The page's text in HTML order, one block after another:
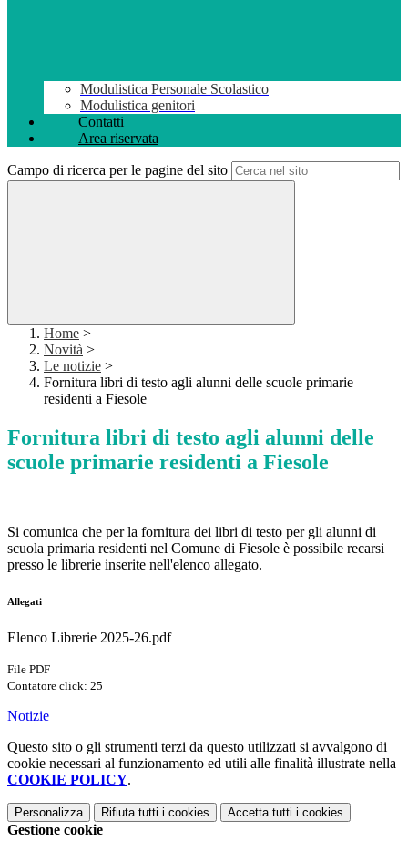
Modulistica Personale Scolastico
Modulistica genitori
Contatti
Area riservata
Campo di ricerca per le pagine del sito
Home >
Novità >
Le notizie >
Fornitura libri di testo agli alunni delle scuole primarie
residenti a Fiesole
Fornitura libri di testo agli alunni delle
scuole primarie residenti a Fiesole
Si comunica che per la fornitura dei libri di testo per gli alunni di
scuola primaria residenti nel Comune di Fiesole è possibile recarsi
presso le librerie inserite nell'elenco allegato.
Allegati
Elenco Librerie 2025-26.pdf
File PDF
Contatore click: 25
Notizie
Questo sito o gli strumenti terzi da questo utilizzati si avvalgono di
cookie necessari al funzionamento ed utili alle finalità illustrate nella
COOKIE POLICY.
Personalizza Rifiuta tutti i cookies Accetta tutti i cookies
Gestione cookie